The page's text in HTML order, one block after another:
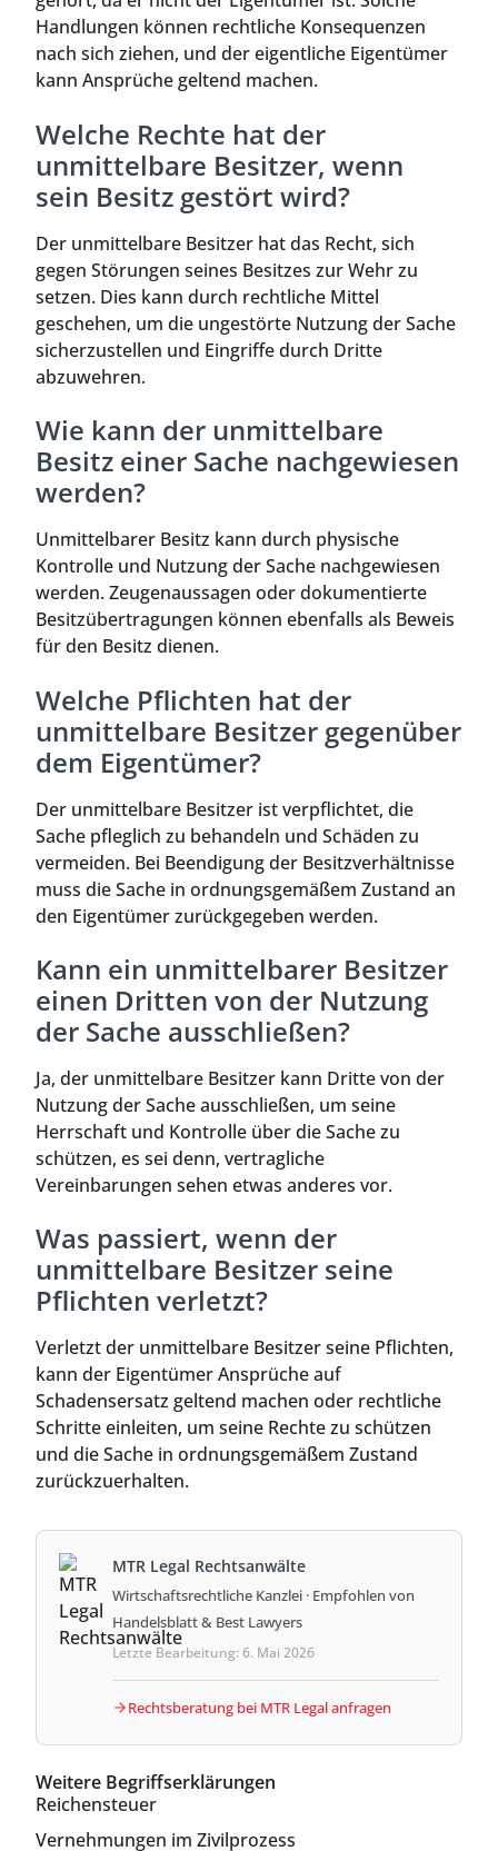
Handlungen können rechtliche Konsequenzen
nach sich ziehen, und der eigentliche Eigentümer
kann Ansprüche geltend machen.
Welche Rechte hat der
unmittelbare Besitzer, wenn
sein Besitz gestört wird?
Der unmittelbare Besitzer hat das Recht, sich
gegen Störungen seines Besitzes zur Wehr zu
setzen. Dies kann durch rechtliche Mittel
geschehen, um die ungestörte Nutzung der Sache
sicherzustellen und Eingriffe durch Dritte
abzuwehren.
Wie kann der unmittelbare
Besitz einer Sache nachgewiesen
werden?
Unmittelbarer Besitz kann durch physische
Kontrolle und Nutzung der Sache nachgewiesen
werden. Zeugenaussagen oder dokumentierte
Besitzübertragungen können ebenfalls als Beweis
für den Besitz dienen.
Welche Pflichten hat der
unmittelbare Besitzer gegenüber
dem Eigentümer?
Der unmittelbare Besitzer ist verpflichtet, die
Sache pfleglich zu behandeln und Schäden zu
vermeiden. Bei Beendigung der Besitzverhältnisse
muss die Sache in ordnungsgemäßem Zustand an
den Eigentümer zurückgegeben werden.
Kann ein unmittelbarer Besitzer
einen Dritten von der Nutzung
der Sache ausschließen?
Ja, der unmittelbare Besitzer kann Dritte von der
Nutzung der Sache ausschließen, um seine
Herrschaft und Kontrolle über die Sache zu
schützen, es sei denn, vertragliche
Vereinbarungen sehen etwas anderes vor.
Was passiert, wenn der
unmittelbare Besitzer seine
Pflichten verletzt?
Verletzt der unmittelbare Besitzer seine Pflichten,
kann der Eigentümer Ansprüche auf
Schadensersatz geltend machen oder rechtliche
Schritte einleiten, um seine Rechte zu schützen
und die Sache in ordnungsgemäßem Zustand
zurückzuerhalten.
MTR Legal Rechtsanwälte
Wirtschaftsrechtliche Kanzlei · Empfohlen von
Handelsblatt & Best Lawyers
Letzte Bearbeitung: 6. Mai 2026
Rechtsberatung bei MTR Legal anfragen
Weitere Begriffserklärungen
Reichensteuer
Vernehmungen im Zivilprozess